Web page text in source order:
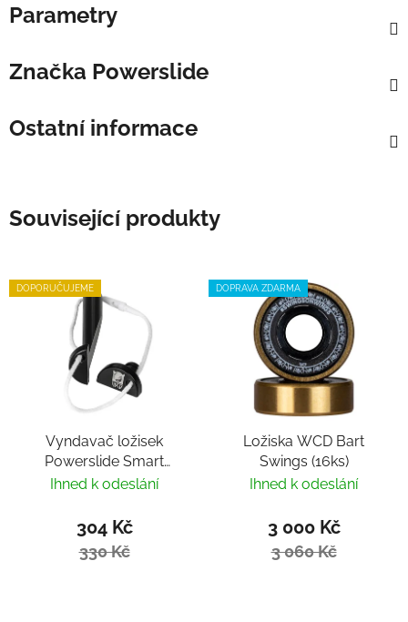
Parametry
Značka Powerslide
Ostatní informace
Související produkty
DOPORUČUJEME
Vyndavač ložisek
Powerslide Smart
Bearing Remover by
Ihned k odeslání
304 Kč
330 Kč
DOPRAVA ZDARMA
Ložiska WCD Bart
Swings (16ks)
Ihned k odeslání
3 000 Kč
3 060 Kč